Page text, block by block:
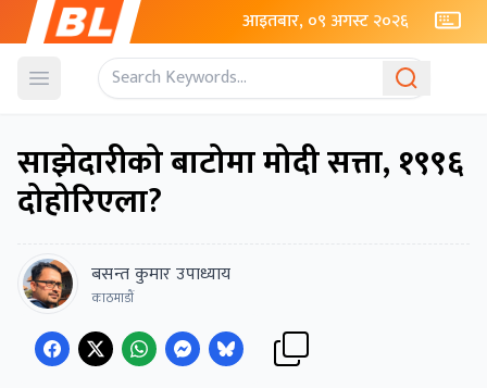
आइतबार, ०९ अगस्ट २०२६
Open menu
साझेदारीको बाटोमा मोदी सत्ता, १९९६
दोहोरिएला?
बसन्त कुमार उपाध्याय
काठमाडाैं